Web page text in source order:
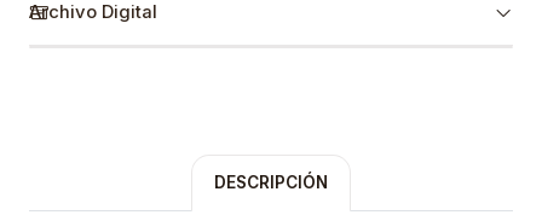
Archivo Digital
DESCRIPCIÓN